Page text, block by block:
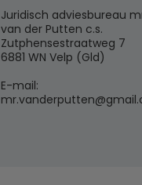
Juridisch adviesbureau
van der Putten c.s.
Zutphensestraatweg 7
6881 WN Velp (Gld)
E-mail: